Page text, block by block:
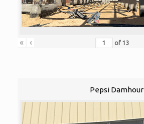
« ‹ of 13
Pepsi Damhour